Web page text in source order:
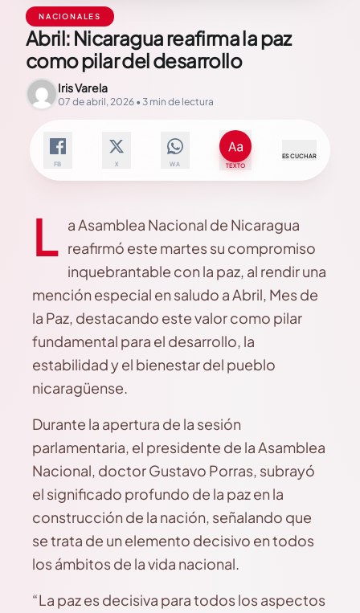
NACIONALES
Abril: Nicaragua reafirma la paz
como pilar del desarrollo
Iris Varela
07 de abril, 2026 • 3 min de lectura
FB X WA TEXTO
ESCUCHAR
L a Asamblea Nacional de Nicaragua
reafirmó este martes su compromiso
inquebrantable con la paz, al rendir una
mención especial en saludo a Abril, Mes de
la Paz, destacando este valor como pilar
fundamental para el desarrollo, la
estabilidad y el bienestar del pueblo
nicaragüense.
Durante la apertura de la sesión
parlamentaria, el presidente de la Asamblea
Nacional, doctor Gustavo Porras, subrayó
el significado profundo de la paz en la
construcción de la nación, señalando que
se trata de un elemento decisivo en todos
los ámbitos de la vida nacional.
“La paz es decisiva para todos los aspectos